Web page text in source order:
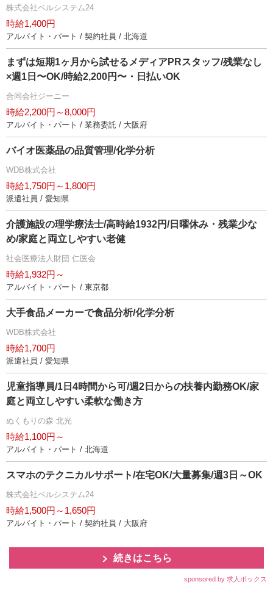
株式会社ベルシステム24
時給1,400円
アルバイト・パート / 契約社員 / 北海道
まずは短期1ヶ月から試せるメディアPRスタッフ/残業なし
×週1日〜OK/時給2,200円〜・日払いOK
合同会社ジーニー
時給2,200円～8,000円
アルバイト・パート / 業務委託 / 大阪府
バイオ医薬品の品質管理/化学分析
WDB株式会社
時給1,750円～1,800円
派遣社員 / 愛知県
介護施設の理学療法士/高時給1932円/日曜休み・残業少な
め/家庭と両立しやすい老健
社会医療法人財団 仁医会
時給1,932円～
アルバイト・パート / 東京都
大手食品メーカーで食品分析/化学分析
WDB株式会社
時給1,700円
派遣社員 / 愛知県
児童指導員/1日4時間から可/週2日からの扶養内勤務OK/家
庭と両立しやすい柔軟な働き方
ぬくもりの森 北光
時給1,100円～
アルバイト・パート / 北海道
スマホのテクニカルサポート/在宅OK/大量募集/週3日～OK
株式会社ベルシステム24
時給1,500円～1,650円
アルバイト・パート / 契約社員 / 大阪府
続きはこちら
sponsored by 求人ボックス